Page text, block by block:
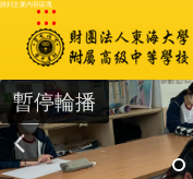
跳到主要內容區塊
:::
暫停輪播